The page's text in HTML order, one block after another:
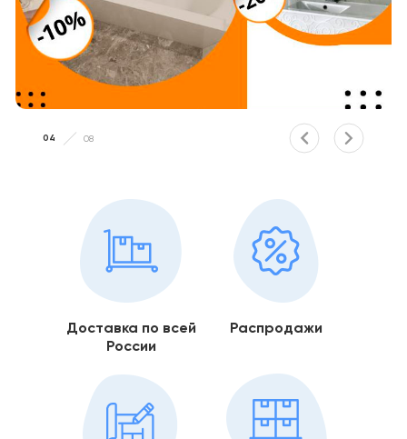
04 08
Доставка по всей
России
Распродажи